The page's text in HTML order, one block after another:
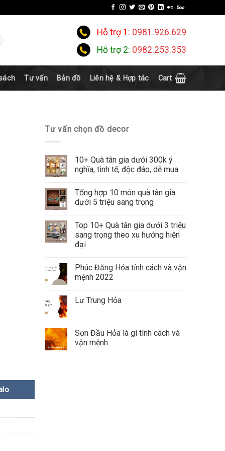
Hỗ trợ 1: 0981.926.629
Hỗ trợ 2: 0982.253.353
Tư vấn Bản đồ Liên hệ & Hợp tác Cart
Tư vấn chọn đồ decor
10+ Quà tân gia dưới 300k ý
nghĩa, tinh tế, độc đáo, dễ mua.
Tổng hợp 10 món quà tân gia
dưới 5 triệu sang trọng
Top 10+ Quà tân gia dưới 3 triệu
sang trọng theo xu hướng hiện
đại
Phúc Đăng Hỏa tính cách và vận
mệnh 2022
Lư Trung Hỏa
Sơn Đầu Hỏa là gì tính cách và
vận mệnh